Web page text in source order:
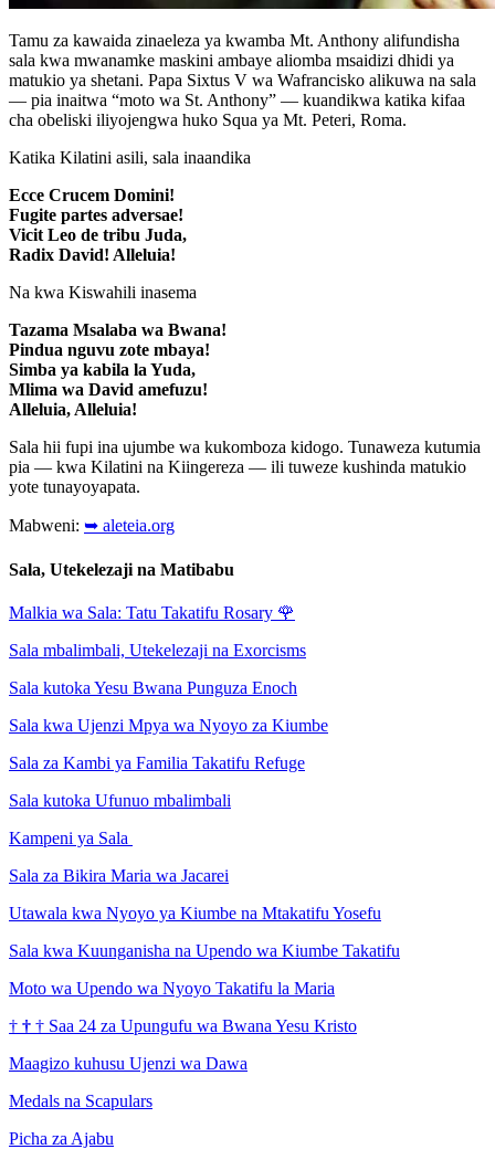
Tamu za kawaida zinaeleza ya kwamba Mt. Anthony alifundisha
sala kwa mwanamke maskini ambaye aliomba msaidizi dhidi ya
matukio ya shetani. Papa Sixtus V wa Wafrancisko alikuwa na sala
— pia inaitwa “moto wa St. Anthony” — kuandikwa katika kifaa
cha obeliski iliyojengwa huko Squa ya Mt. Peteri, Roma.
Katika Kilatini asili, sala inaandika
Ecce Crucem Domini!
Fugite partes adversae!
Vicit Leo de tribu Juda,
Radix David! Alleluia!
Na kwa Kiswahili inasema
Tazama Msalaba wa Bwana!
Pindua nguvu zote mbaya!
Simba ya kabila la Yuda,
Mlima wa David amefuzu!
Alleluia, Alleluia!
Sala hii fupi ina ujumbe wa kukomboza kidogo. Tunaweza kutumia
pia — kwa Kilatini na Kiingereza — ili tuweze kushinda matukio
yote tunayoyapata.
Mabweni: ➥ aleteia.org
Sala, Utekelezaji na Matibabu
Malkia wa Sala: Tatu Takatifu Rosary 🌹
Sala mbalimbali, Utekelezaji na Exorcisms
Sala kutoka Yesu Bwana Punguza Enoch
Sala kwa Ujenzi Mpya wa Nyoyo za Kiumbe
Sala za Kambi ya Familia Takatifu Refuge
Sala kutoka Ufunuo mbalimbali
Kampeni ya Sala
Sala za Bikira Maria wa Jacarei
Utawala kwa Nyoyo ya Kiumbe na Mtakatifu Yosefu
Sala kwa Kuunganisha na Upendo wa Kiumbe Takatifu
Moto wa Upendo wa Nyoyo Takatifu la Maria
† † † Saa 24 za Upungufu wa Bwana Yesu Kristo
Maagizo kuhusu Ujenzi wa Dawa
Medals na Scapulars
Picha za Ajabu